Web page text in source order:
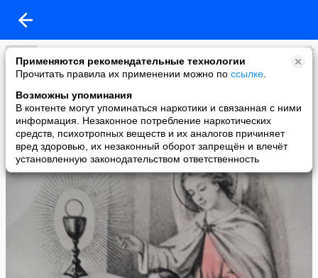
Применяются рекомендательные технологии
Прочитать правила их применении можно по ссылке
Возможны упоминания
В контенте могут упоминаться наркотики и связанная с ними
информация. Незаконное потребление наркотических
средств, психотропных веществ и их аналогов причиняет
вред здоровью, их незаконный оборот запрещён и влечёт
установленную законодательством ответственность
Великие мысли Великих женщин
added a photo
27 Aug в 21:55